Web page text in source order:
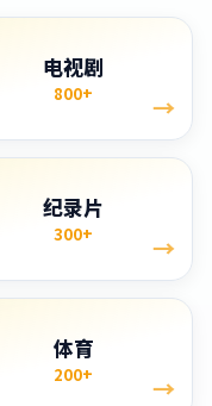
电视剧
800+ →
纪录片
300+ →
体育
200+ →